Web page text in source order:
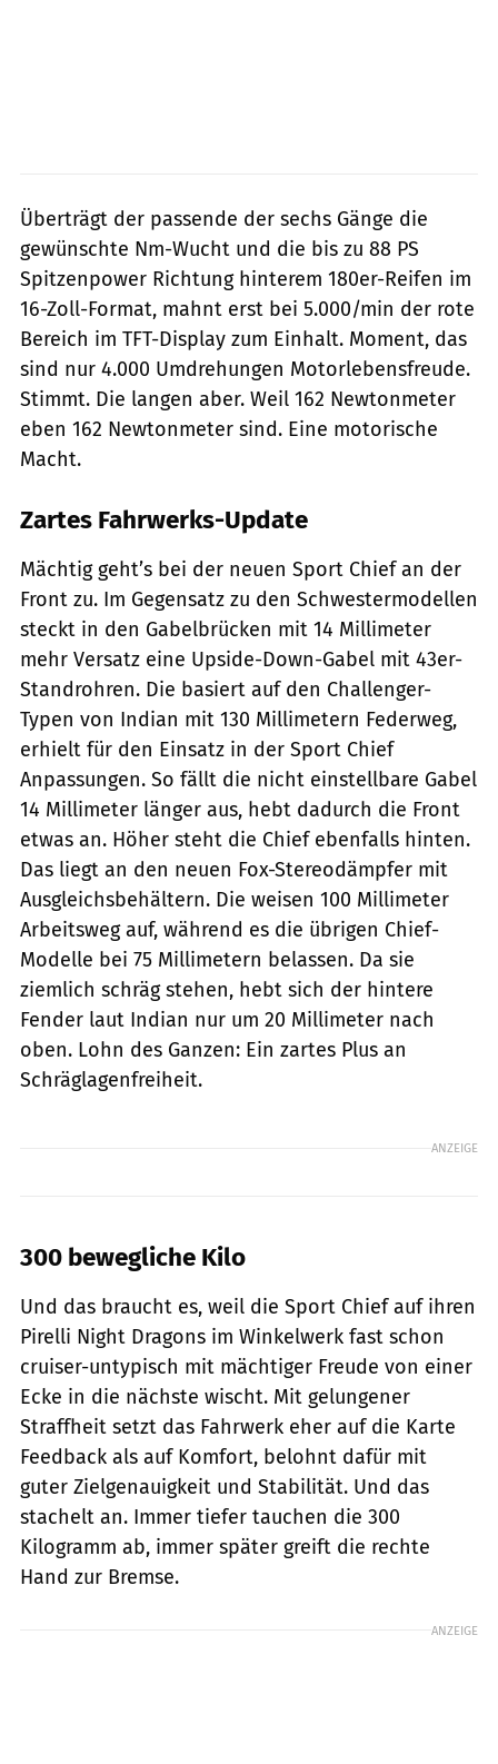
Überträgt der passende der sechs Gänge die
gewünschte Nm-Wucht und die bis zu 88 PS
Spitzenpower Richtung hinterem 180er-Reifen im
16-Zoll-Format, mahnt erst bei 5.000/min der rote
Bereich im TFT-Display zum Einhalt. Moment, das
sind nur 4.000 Umdrehungen Motorlebensfreude.
Stimmt. Die langen aber. Weil 162 Newtonmeter
eben 162 Newtonmeter sind. Eine motorische
Macht.
Zartes Fahrwerks-Update
Mächtig geht’s bei der neuen Sport Chief an der
Front zu. Im Gegensatz zu den Schwestermodellen
steckt in den Gabelbrücken mit 14 Millimeter
mehr Versatz eine Upside-Down-Gabel mit 43er-
Standrohren. Die basiert auf den Challenger-
Typen von Indian mit 130 Millimetern Federweg,
erhielt für den Einsatz in der Sport Chief
Anpassungen. So fällt die nicht einstellbare Gabel
14 Millimeter länger aus, hebt dadurch die Front
etwas an. Höher steht die Chief ebenfalls hinten.
Das liegt an den neuen Fox-Stereodämpfer mit
Ausgleichsbehältern. Die weisen 100 Millimeter
Arbeitsweg auf, während es die übrigen Chief-
Modelle bei 75 Millimetern belassen. Da sie
ziemlich schräg stehen, hebt sich der hintere
Fender laut Indian nur um 20 Millimeter nach
oben. Lohn des Ganzen: Ein zartes Plus an
Schräglagenfreiheit.
ANZEIGE
300 bewegliche Kilo
Und das braucht es, weil die Sport Chief auf ihren
Pirelli Night Dragons im Winkelwerk fast schon
cruiser-untypisch mit mächtiger Freude von einer
Ecke in die nächste wischt. Mit gelungener
Straffheit setzt das Fahrwerk eher auf die Karte
Feedback als auf Komfort, belohnt dafür mit
guter Zielgenauigkeit und Stabilität. Und das
stachelt an. Immer tiefer tauchen die 300
Kilogramm ab, immer später greift die rechte
Hand zur Bremse.
ANZEIGE